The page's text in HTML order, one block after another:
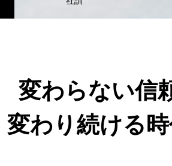
変わらない信
変わり続ける